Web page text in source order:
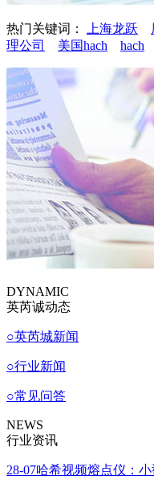
热门关键词： 上海龙跃
理公司
美国hach hach
DYNAMIC
英芮诚动态
○英芮城新闻
○行业新闻
○常见问答
NEWS
行业资讯
28-07哈希视频熔点仪：